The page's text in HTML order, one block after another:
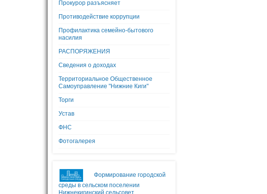
Прокурор разъясняет
Противодействие коррупции
Профилактика семейно-бытового
насилия
РАСПОРЯЖЕНИЯ
Сведения о доходах
Территориальное Общественное
Самоуправление "Нижние Киги"
Торги
Устав
ФНС
Фотогалерея
Формирование городской
среды в сельском поселении
Нижнекигинский сельсовет